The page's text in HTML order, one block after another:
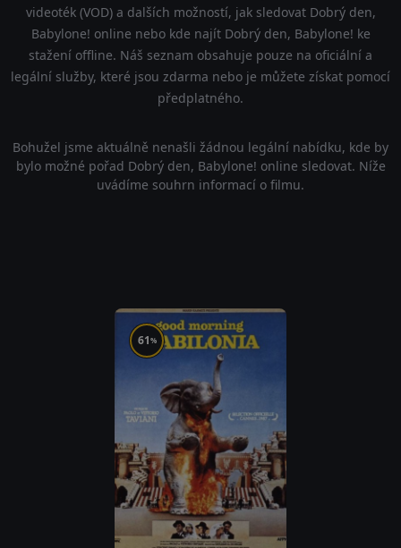
videoték (VOD) a dalších možností, jak sledovat Dobrý den,
Babylone! online nebo kde najít Dobrý den, Babylone! ke
stažení offline. Náš seznam obsahuje pouze na oficiální a
legální služby, které jsou zdarma nebo je můžete získat pomocí
předplatného.
Bohužel jsme aktuálně nenašli žádnou legální nabídku, kde by
bylo možné pořad Dobrý den, Babylone! online sledovat. Níže
uvádíme souhrn informací o filmu.
61%